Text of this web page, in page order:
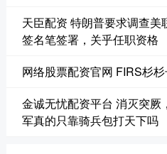
天臣配资 特朗普要求调查
签名笔签署，关乎任职资格
网络股票配资官网 FIRS杉
金诚无忧配资平台 消灭突
军真的只靠骑兵包打天下吗